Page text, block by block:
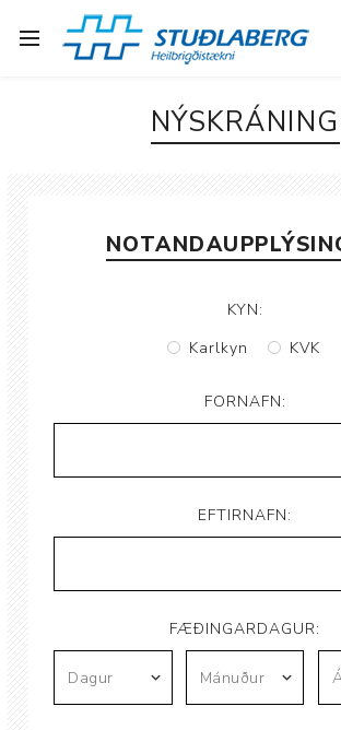
NÝSKRÁNING
KYN:
Karlkyn
KVK
FORNAFN:
EFTIRNAFN:
FÆÐINGARDAGUR: